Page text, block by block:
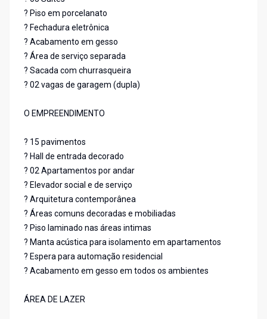
? Piso em porcelanato
? Fechadura eletrônica
? Acabamento em gesso
? Área de serviço separada
? Sacada com churrasqueira
? 02 vagas de garagem (dupla)
O EMPREENDIMENTO
? 15 pavimentos
? Hall de entrada decorado
? 02 Apartamentos por andar
? Elevador social e de serviço
? Arquitetura contemporânea
? Áreas comuns decoradas e mobiliadas
? Piso laminado nas áreas intimas
? Manta acústica para isolamento em apartamentos
? Espera para automação residencial
? Acabamento em gesso em todos os ambientes
ÁREA DE LAZER